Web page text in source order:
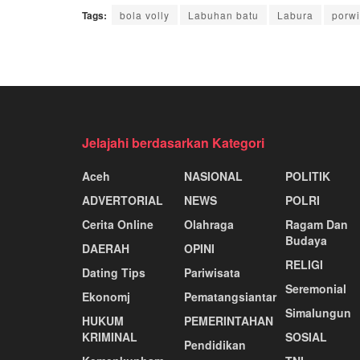
Tags: bola volly Labuhan batu Labura
Jelajahi berdasarkan Kategori
Aceh
ADVERTORIAL
Cerita Online
DAERAH
Dating Tips
Ekonomj
HUKUM
KRIMINAL
NASIONAL
NEWS
Olahraga
OPINI
Pariwisata
Pematangsiantar
PEMERINTAHAN
Pendidikan
POLITIK
POLRI
Ragam Dan
Budaya
RELIGI
Seremonial
Simalungun
SOSIAL